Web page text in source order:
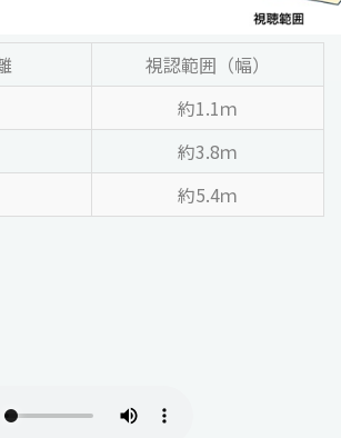
視認範囲（幅）
約1.1ｍ
約3.8ｍ
約5.4ｍ